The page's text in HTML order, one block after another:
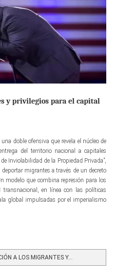
y privilegios para el capital
doble ofensiva que revela el núcleo de
del territorio nacional a capitales
Inviolabilidad de la Propiedad Privada”,
migrantes a través de un decreto
modelo que combina represión para los
en línea con las políticas
global impulsadas por el imperialismo
A LOS MIGRANTES Y...